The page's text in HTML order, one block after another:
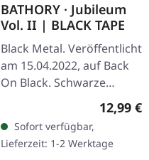
BATHORY · Jubileum
Vol. II | BLACK TAPE
Black Metal. Veröffentlicht
am 15.04.2022, auf Back
On Black. Schwarze
Musik-Kassette. Diese
Zusammenstellung
vereint einige der
wichtigsten Tracks…
12,99 €
Sofort verfügbar,
Lieferzeit: 1-2 Werktage